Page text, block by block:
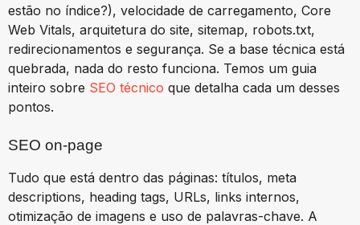
estão no índice?), velocidade de carregamento, Core
Web Vitals, arquitetura do site, sitemap, robots.txt,
redirecionamentos e segurança. Se a base técnica está
quebrada, nada do resto funciona. Temos um guia
inteiro sobre SEO técnico que detalha cada um desses
pontos.
SEO on-page
Tudo que está dentro das páginas: títulos, meta
descriptions, heading tags, URLs, links internos,
otimização de imagens e uso de palavras-chave. A